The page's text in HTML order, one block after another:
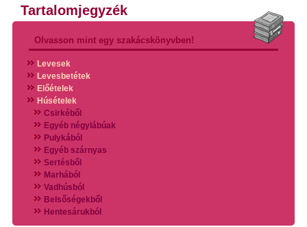
Tartalomjegyzék
Olvasson mint egy szakácskönyvben!
Levesek
Levesbetétek
Előételek
Húsételek
Csirkéből
Egyéb négylábúak
Pulykából
Egyéb szárnyas
Sertésből
Marhából
Vadhúsból
Belsőségekből
Hentesárukból
Vadszárnyasokból